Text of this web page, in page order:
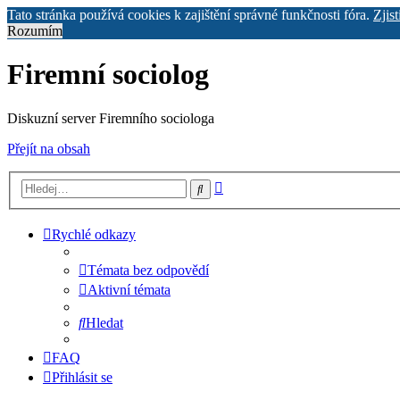
Tato stránka používá cookies k zajištění správné funkčnosti fóra.
Rozumím
Firemní sociolog
Diskuzní server Firemního sociologa
Přejít na obsah
Hledat
Rychlé odkazy
Témata bez odpovědí
Aktivní témata
Hledat
FAQ
Přihlásit se